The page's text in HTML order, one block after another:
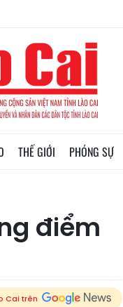
THẾ GIỚI PHÓNG SỰ
điểm
Cai trên